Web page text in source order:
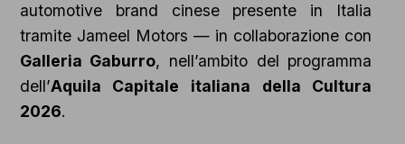
automotive brand cinese presente in Italia
tramite Jameel Motors — in collaborazione con
Galleria Gaburro, nell’ambito del programma
dell’Aquila Capitale italiana della Cultura
2026.